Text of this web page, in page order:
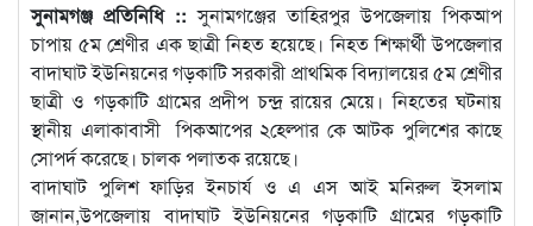
সুনামগঞ্জ প্রতিনিধি :: সুনামগঞ্জের তাহিরপুর উপজেলায় পিকআপ
চাপায় ৫ম শ্রেণীর এক ছাত্রী নিহত হয়েছে। নিহত শিক্ষার্থী উপজেলার
বাদাঘাট ইউনিয়নের গড়কাটি সরকারী প্রাথমিক বিদ্যালয়ের ৫ম শ্রেণীর
ছাত্রী ও গড়কাটি গ্রামের প্রদীপ চন্দ্র রায়ের মেয়ে। নিহতের ঘটনায়
স্থানীয় এলাকাবাসী পিকআপের ২হেল্পার কে আটক পুলিশের কাছে
সোপর্দ করেছে। চালক পলাতক রয়েছে।
বাদাঘাট পুলিশ ফাড়ির ইনচার্য ও এ এস আই মনিরুল ইসলাম
জানান,উপজেলায় বাদাঘাট ইউনিয়নের গড়কাটি গ্রামের গড়কাটি